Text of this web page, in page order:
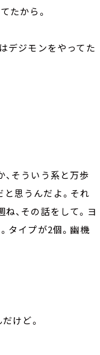
たから。
デジモンをやってた
、そういう系と万歩
思うんだよ。それ
、その話をして。ヨ
タイプが2個。幽機
けど。